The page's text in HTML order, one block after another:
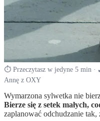
⏱ Przeczytasz w jedyne 5 min ·
Annę z OXY
Wymarzona sylwetka nie
Bierze się z setek małych,
zaplanować odchudzanie tak,